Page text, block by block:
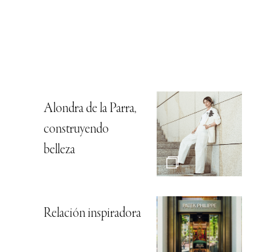
Alondra de la Parra,
construyendo
belleza
Relación inspiradora